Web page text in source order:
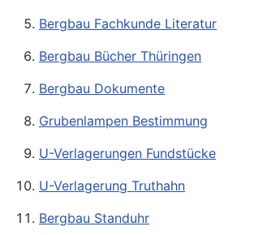
Bergbau Fachkunde Literatur
Bergbau Bücher Thüringen
Bergbau Dokumente
Grubenlampen Bestimmung
U-Verlagerungen Fundstücke
U-Verlagerung Truthahn
Bergbau Standuhr